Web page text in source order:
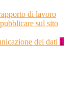
di lavoro
sul sito
dei dati 1